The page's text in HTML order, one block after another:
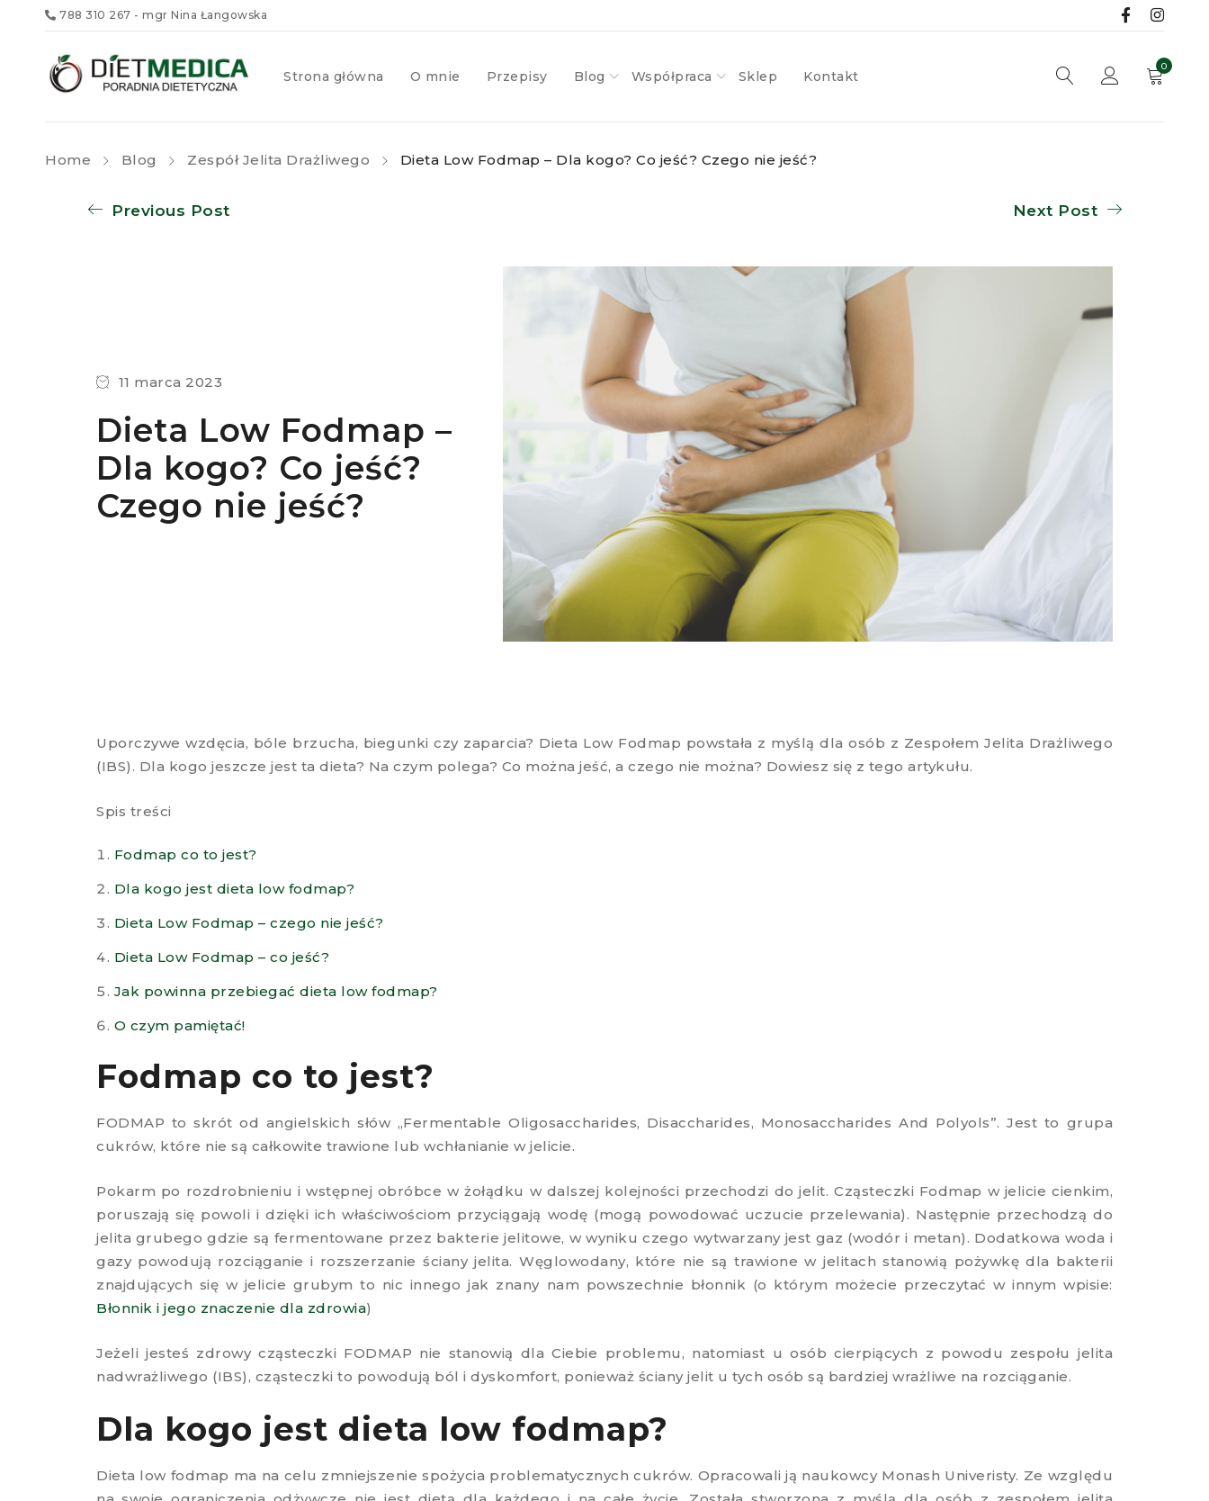
788 310 267 - mgr Nina Łangowska
Strona główna O mnie Przepisy Blog Współpraca Sklep Kontakt
0
Home Blog Zespół Jelita Drażliwego Dieta Low Fodmap – Dla kogo? Co jeść? Czego nie jeść?
Previous Post Next Post
11 marca 2023
Dieta Low Fodmap –
Dla kogo? Co jeść?
Czego nie jeść?
Uporczywe wzdęcia, bóle brzucha, biegunki czy zaparcia? Dieta Low Fodmap powstała z myślą dla osób z Zespołem Jelita Drażliwego
(IBS). Dla kogo jeszcze jest ta dieta? Na czym polega? Co można jeść, a czego nie można? Dowiesz się z tego artykułu.
Spis treści
Fodmap co to jest?
Dla kogo jest dieta low fodmap?
Dieta Low Fodmap – czego nie jeść?
Dieta Low Fodmap – co jeść?
Jak powinna przebiegać dieta low fodmap?
O czym pamiętać!
Fodmap co to jest?
FODMAP to skrót od angielskich słów „Fermentable Oligosaccharides, Disaccharides, Monosaccharides And Polyols”. Jest to grupa
cukrów, które nie są całkowite trawione lub wchłanianie w jelicie.
Pokarm po rozdrobnieniu i wstępnej obróbce w żołądku w dalszej kolejności przechodzi do jelit. Cząsteczki Fodmap w jelicie cienkim,
poruszają się powoli i dzięki ich właściwościom przyciągają wodę (mogą powodować uczucie przelewania). Następnie przechodzą do
jelita grubego gdzie są fermentowane przez bakterie jelitowe, w wyniku czego wytwarzany jest gaz (wodór i metan). Dodatkowa woda i
gazy powodują rozciąganie i rozszerzanie ściany jelita. Węglowodany, które nie są trawione w jelitach stanowią pożywkę dla bakterii
znajdujących się w jelicie grubym to nic innego jak znany nam powszechnie błonnik (o którym możecie przeczytać w innym wpisie:
Błonnik i jego znaczenie dla zdrowia)
Jeżeli jesteś zdrowy cząsteczki FODMAP nie stanowią dla Ciebie problemu, natomiast u osób cierpiących z powodu zespołu jelita
nadwrażliwego (IBS), cząsteczki to powodują ból i dyskomfort, ponieważ ściany jelit u tych osób są bardziej wrażliwe na rozciąganie.
Dla kogo jest dieta low fodmap?
Dieta low fodmap ma na celu zmniejszenie spożycia problematycznych cukrów. Opracowali ją naukowcy Monash Univeristy. Ze względu